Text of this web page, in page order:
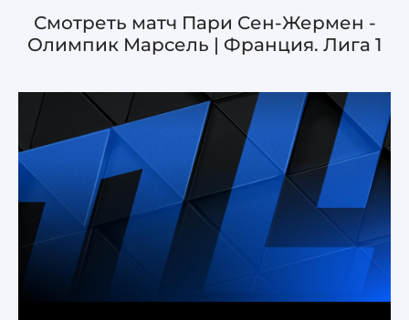
ОБЗОРЫ ЛЧ УЕФА
ОБЗОРЫ ЛЕ УЕФА
Лига чемпионов УЕФА
Лига Европы УЕФА
Лига конференций УЕФА
Лига 1, Чемпионат Франции
Смотреть матч Пари Сен-Жермен -
Олимпик Марсель | Франция. Лига 1